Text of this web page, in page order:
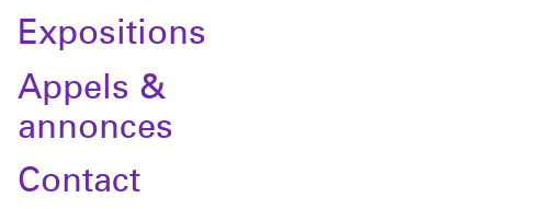
Expositions
Appels &
annonces
Contact